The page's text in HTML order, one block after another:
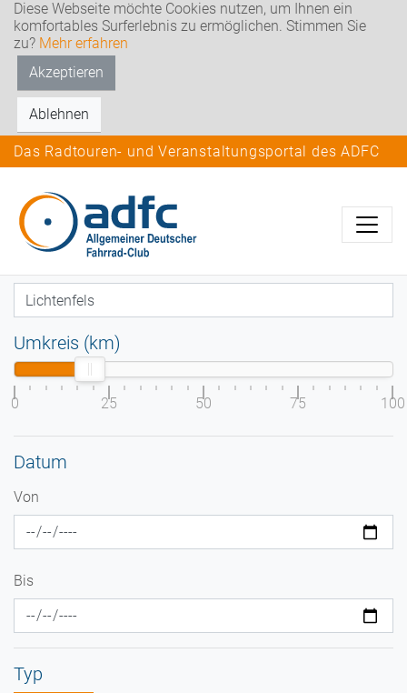
Diese Webseite möchte Cookies nutzen, um Ihnen ein
komfortables Surferlebnis zu ermöglichen. Stimmen Sie
zu? Mehr erfahren
Akzeptieren
Ablehnen
Das Radtouren- und Veranstaltungsportal des ADFC
Umkreis (km)
0 25 50 75 100
Datum
Von
Bis
Typ